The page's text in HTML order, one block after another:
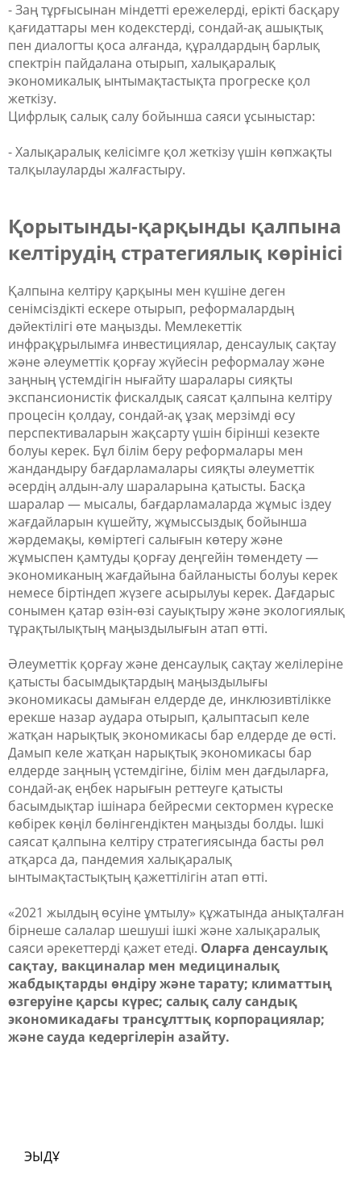
- Заң тұрғысынан міндетті ережелерді, ерікті басқару
қағидаттары мен кодекстерді, сондай-ақ ашықтық
пен диалогты қоса алғанда, құралдардың барлық
спектрін пайдалана отырып, халықаралық
экономикалық ынтымақтастықта прогреске қол
жеткізу.
Цифрлық салық салу бойынша саяси ұсыныстар:
- Халықаралық келісімге қол жеткізу үшін көпжақты
талқылауларды жалғастыру.
Қорытынды-қарқынды қалпына
келтірудің стратегиялық көрінісі
Қалпына келтіру қарқыны мен күшіне деген
сенімсіздікті ескере отырып, реформалардың
дәйектілігі өте маңызды. Мемлекеттік
инфрақұрылымға инвестициялар, денсаулық сақтау
және әлеуметтік қорғау жүйесін реформалау және
заңның үстемдігін нығайту шаралары сияқты
экспансионистік фискалдық саясат қалпына келтіру
процесін қолдау, сондай-ақ ұзақ мерзімді өсу
перспективаларын жақсарту үшін бірінші кезекте
болуы керек. Бұл білім беру реформалары мен
жандандыру бағдарламалары сияқты әлеуметтік
әсердің алдын-алу шараларына қатысты. Басқа
шаралар — мысалы, бағдарламаларда жұмыс іздеу
жағдайларын күшейту, жұмыссыздық бойынша
жәрдемақы, көміртегі салығын көтеру және
жұмыспен қамтуды қорғау деңгейін төмендету —
экономиканың жағдайына байланысты болуы керек
немесе біртіндеп жүзеге асырылуы керек. Дағдарыс
сонымен қатар өзін-өзі сауықтыру және экологиялық
тұрақтылықтың маңыздылығын атап өтті.
Әлеуметтік қорғау және денсаулық сақтау желілеріне
қатысты басымдықтардың маңыздылығы
экономикасы дамыған елдерде де, инклюзивтілікке
ерекше назар аудара отырып, қалыптасып келе
жатқан нарықтық экономикасы бар елдерде де өсті.
Дамып келе жатқан нарықтық экономикасы бар
елдерде заңның үстемдігіне, білім мен дағдыларға,
сондай-ақ еңбек нарығын реттеуге қатысты
басымдықтар ішінара бейресми сектормен күреске
көбірек көңіл бөлінгендіктен маңызды болды. Ішкі
саясат қалпына келтіру стратегиясында басты рөл
атқарса да, пандемия халықаралық
ынтымақтастықтың қажеттілігін атап өтті.
«2021 жылдың өсуіне ұмтылу» құжатында анықталған
бірнеше салалар шешуші ішкі және халықаралық
саяси әрекеттерді қажет етеді. Оларға денсаулық
сақтау, вакциналар мен медициналық
жабдықтарды өндіру және тарату; климаттың
өзгеруіне қарсы күрес; салық салу сандық
экономикадағы трансұлттық корпорациялар;
және сауда кедергілерін азайту.
ЭЫДҰ